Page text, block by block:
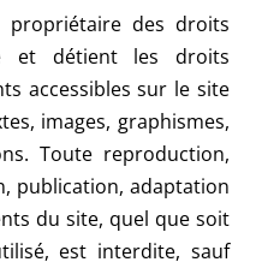
propriétaire des droits
et détient les droits
accessibles sur le site
images, graphismes,
Toute reproduction,
publication, adaptation
du site, quel que soit
est interdite, sauf